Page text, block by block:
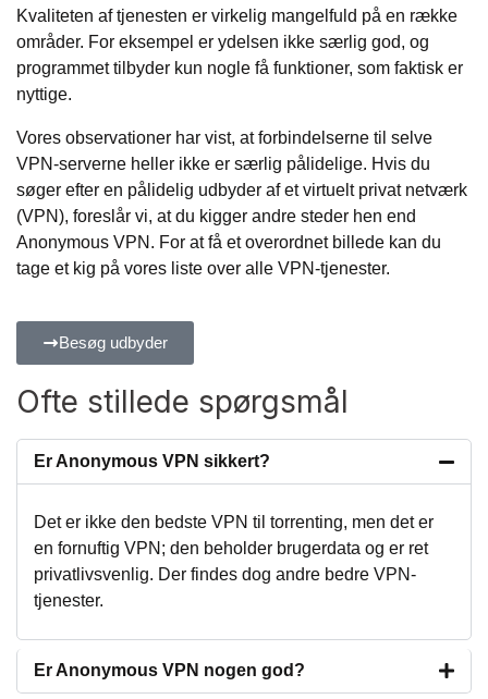
Kvaliteten af tjenesten er virkelig mangelfuld på en række
områder. For eksempel er ydelsen ikke særlig god, og
programmet tilbyder kun nogle få funktioner, som faktisk er
nyttige.
Vores observationer har vist, at forbindelserne til selve
VPN-serverne heller ikke er særlig pålidelige. Hvis du
søger efter en pålidelig udbyder af et virtuelt privat netværk
(VPN), foreslår vi, at du kigger andre steder hen end
Anonymous VPN. For at få et overordnet billede kan du
tage et kig på vores liste over alle VPN-tjenester.
Besøg udbyder
Ofte stillede spørgsmål
Er Anonymous VPN sikkert?
Det er ikke den bedste VPN til torrenting, men det er
en fornuftig VPN; den beholder brugerdata og er ret
privatlivsvenlig. Der findes dog andre bedre VPN-
tjenester.
Er Anonymous VPN nogen god?